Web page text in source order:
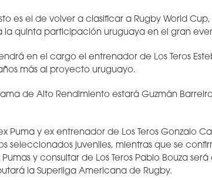
es el de volver a clasificar a Rugby World
la quinta participación uruguaya en el gran
en el cargo el entrenador de Los Teros
más al proyecto uruguayo.
de Alto Rendimiento estará Guzmán
Puma y ex entrenador de Los Teros Gonzalo
seleccionados juveniles, mientras que se
y consultar de Los Teros Pablo Bouza
la Superliga Americana de Rugby.